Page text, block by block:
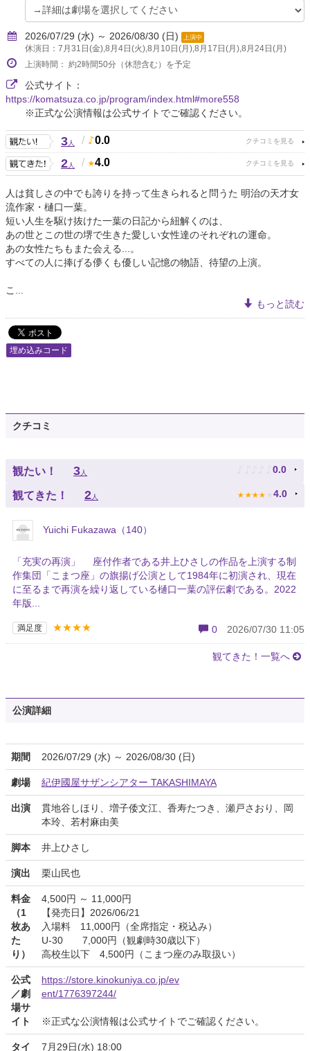
2026/07/29 (水) ～ 2026/08/30 (日) 上演中
休演日：7月31日(金),8月4日(火),8月10日(月),8月17日(月),8月24日(月)
上演時間： 約2時間50分（休憩含む）を予定
公式サイト：
https://komatsuza.co.jp/program/index.html#more558
※正式な公演情報は公式サイトでご確認ください。
3人 / 0.0
2人 / 4.0
人は貧しさの中でも誇りを持って生きられると問うた 明治の天才女
流作家・樋口一葉。
短い人生を駆け抜けた一葉の日記から紐解くのは、
あの世とこの世の堺で生きた愛しい女性達のそれぞれの運命。
あの女性たちもまた会える...。
すべての人に捧げる儚くも優しい記憶の物語、待望の上演。
こ...
もっと読む
埋め込みコード
クチコミ
観たい！ 3人 ♪ ♪ ♪ ♪ ♪ 0.0
観てきた！ 2人 ★ ★ ★ ★ ★ 4.0
Yuichi Fukazawa（140）
「充実の再演」 座付作者である井上ひさしの作品を上演する制
作集団「こまつ座」の旗揚げ公演として1984年に初演され、現在
に至るまで再演を繰り返している樋口一葉の評伝劇である。2022
年版...
満足度 ★★★★ 0 2026/07/30 11:05
観てきた！一覧へ
公演詳細
期間 2026/07/29 (水) ～ 2026/08/30 (日)
劇場 紀伊國屋サザンシアター TAKASHIMAYA
出演
貫地谷しほり、増子倭文江、香寿たつき、瀬戸さおり、岡
本玲、若村麻由美
脚本 井上ひさし
演出 栗山民也
料金
（1
枚あ
た
り）
4,500円 ～ 11,000円
【発売日】2026/06/21
入場料 11,000円（全席指定・税込み）
U-30 7,000円（観劇時30歳以下）
高校生以下 4,500円（こまつ座のみ取扱い）
公式
／劇
場サ
イト
https://store.kinokuniya.co.jp/ev
ent/1776397244/
※正式な公演情報は公式サイトでご確認ください。
タイ 7月29日(水) 18:00